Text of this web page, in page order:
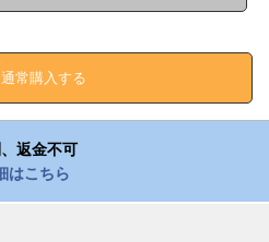
通常購入する
返金不可
はこちら